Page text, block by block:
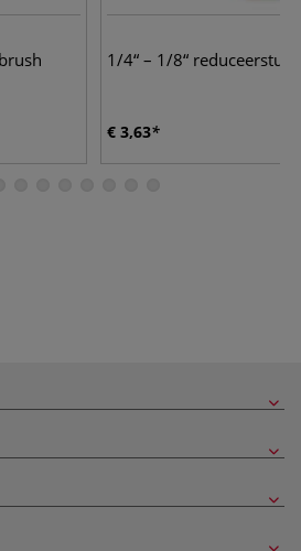
1/4“ – 1/8“ reduceerstuk
€ 3,63